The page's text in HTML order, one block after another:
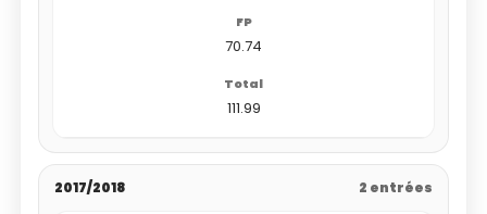
70.74
111.99
2017/2018 2 entrées